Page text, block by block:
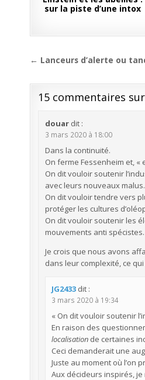
sur la piste d’une intox
Navigation
de
l’article
← Lanceurs d’alerte ou
15 commentaires sur
douar dit :
3 mars 2020 à 18:00
Dans la continuité.
On ferme Fessenheim et, «
On dit vouloir soutenir
avec leurs nouveaux malus.
On dit vouloir tendre vers
protéger les cultures
On dit vouloir soutenir les
mouvements anti spécistes.
Je crois que nous avons
dans leur complexité, ce
JG2433 dit :
3 mars 2020 à 19:34
« On dit vouloir soutenir
En raison des
localisationde certaines
Ceci demanderait une
Juste au moment où l’on
Aux décideurs inspirés,